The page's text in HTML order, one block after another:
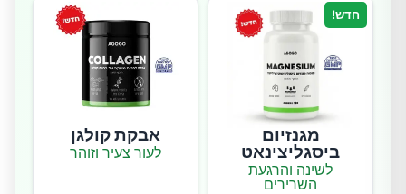
חדש!
מגנזיום
ביסגליצינאט
לשינה והרגעת
השרירים
אבקת קולגן
לעור צעיר וזוהר